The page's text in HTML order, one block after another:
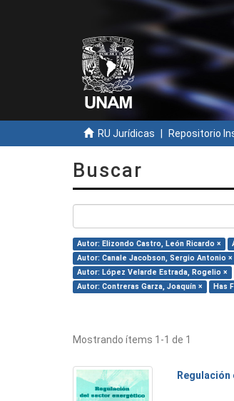
RU Jurídicas Repositorio
Buscar
Autor: Elizondo Castro, León Ricardo ×
Autor: Canale Jacobson, Sergio Antonio ×
Autor: López Velarde Estrada, Rogelio ×
Autor: Contreras Garza, Joaquín ×
Has
Mostrando ítems 1-1 de 1